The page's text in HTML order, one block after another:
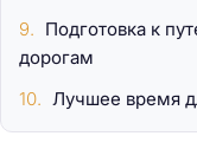
Подготовка к
дорогам
Лучшее время